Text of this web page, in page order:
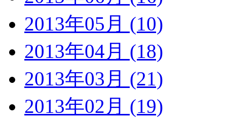
2013年05月 (10)
2013年04月 (18)
2013年03月 (21)
2013年02月 (19)